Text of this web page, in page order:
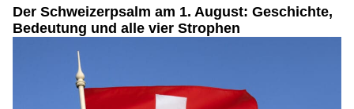
Der Schweizerpsalm am 1. August: Geschichte,
Bedeutung und alle vier Strophen